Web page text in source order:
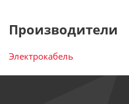
Производители
Электрокабель